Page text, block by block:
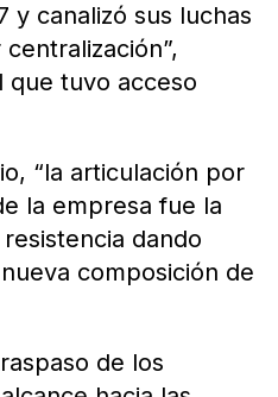
y canalizó sus luchas
que tuvo acceso
“la articulación por
la empresa fue la
dando
composición de
de los